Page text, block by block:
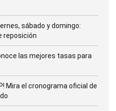
sábado y domingo:
reposición
las mejores tasas para
Mira el cronograma oficial de